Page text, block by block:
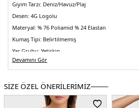
Giyim Tarzı: Deniz/Havuz/Plaj
Desen: 4G Logolu
Materyal: % 76 Poliamid % 24 Elastan
Kumaş Tipi: Belirtilmemiş
Yaş Grubu: Yetişkin
Menşei:Çin
5DY2E6GJ47KCBJ0P7WY.12
Devamını Gör
SİZE ÖZEL ÖNERİLERİMİZ